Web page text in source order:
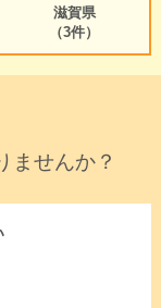
滋賀県
（3件）
ませんか？